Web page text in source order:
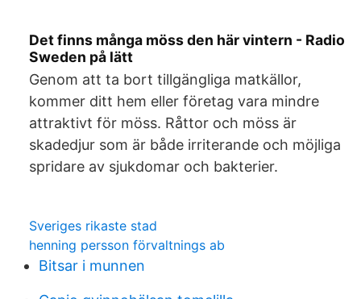
Det finns många möss den här vintern - Radio
Sweden på lätt
Genom att ta bort tillgängliga matkällor,
kommer ditt hem eller företag vara mindre
attraktivt för möss. Råttor och möss är
skadedjur som är både irriterande och möjliga
spridare av sjukdomar och bakterier.
Sveriges rikaste stad
henning persson förvaltnings ab
Bitsar i munnen